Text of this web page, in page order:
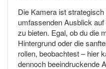
Die Kamera ist
umfassenden Ausblick
zu bieten. Egal, ob du die
Hintergrund oder die
rollen, beobachtest – hier
dennoch beeindruckende